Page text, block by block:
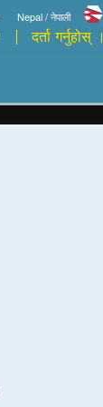
Nepal / नेपाली
दर्ता गर्नुहोस् ।